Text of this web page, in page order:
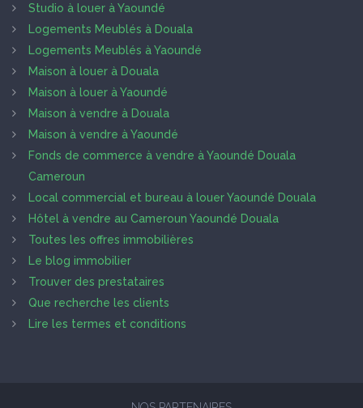
Studio à louer à Yaoundé
Logements Meublés à Douala
Logements Meublés à Yaoundé
Maison à louer à Douala
Maison à louer à Yaoundé
Maison à vendre à Douala
Maison à vendre à Yaoundé
Fonds de commerce à vendre à Yaoundé Douala
Cameroun
Local commercial et bureau à louer Yaoundé Douala
Hôtel à vendre au Cameroun Yaoundé Douala
Toutes les offres immobilières
Le blog immobilier
Trouver des prestataires
Que recherche les clients
Lire les termes et conditions